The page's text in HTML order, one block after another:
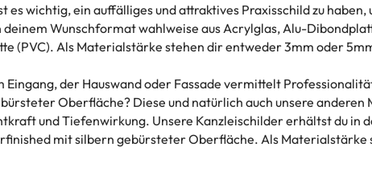
wichtig, ein auffälliges und attraktives Praxisschild zu haben,
Wunschformat wahlweise aus Acrylglas, Alu-
(PVC). Als Materialstärke stehen dir entweder 3mm oder
der Hauswand oder Fassade vermittelt
Oberfläche? Diese und natürlich auch unsere
und Tiefenwirkung. Unsere Kanzleischilder erhältst du in
mit silbern gebürsteter Oberfläche. Als